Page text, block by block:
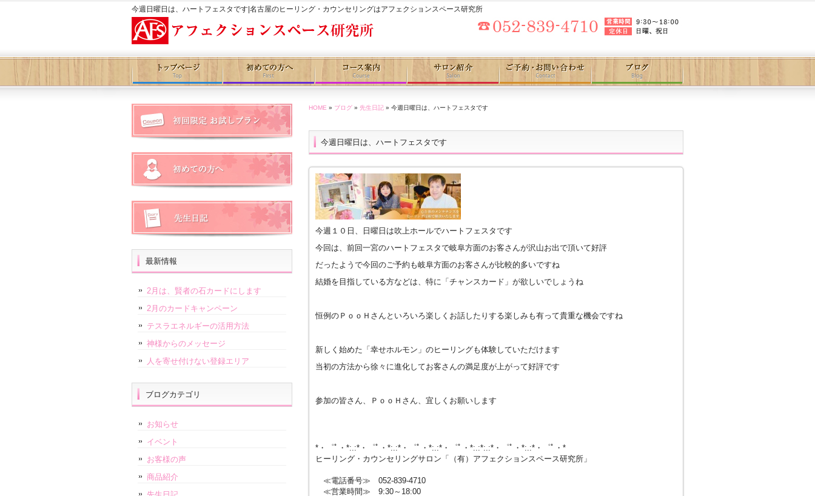
今週日曜日は、ハートフェスタです|名古屋のヒーリング・カウンセリングはアフェクションスペース研究所
HOME » ブログ » 先生日記 » 今週日曜日は、ハートフェスタです
今週日曜日は、ハートフェスタです
今週１０日、日曜日は吹上ホールでハートフェスタです
今回は、前回一宮のハートフェスタで岐阜方面のお客さんが沢山お出で頂いて好評
だったようで今回のご予約も岐阜方面のお客さんが比較的多いですね
結婚を目指している方などは、特に「チャンスカード」が欲しいでしょうね
恒例のＰｏｏＨさんといろいろ楽しくお話したりする楽しみも有って貴重な機会ですね
新しく始めた「幸せホルモン」のヒーリングも体験していただけます
当初の方法から徐々に進化してお客さんの満足度が上がって好評です
参加の皆さん、ＰｏｏＨさん、宜しくお願いします
*・゜ﾟ・*:.:*・゜ﾟ・*:.:*・゜ﾟ・*:.:*・゜ﾟ・*:.:*:.:*・゜ﾟ・*:.:*・゜ﾟ・*
ヒーリング・カウンセリングサロン「（有）アフェクションスペース研究所」
≪電話番号≫ 052-839-4710
≪営業時間≫ 9:30～18:00
最新情報
2月は、賢者の石カードにします
2月のカードキャンペーン
テスラエネルギーの活用方法
神様からのメッセージ
人を寄せ付けない登録エリア
ブログカテゴリ
お知らせ
イベント
お客様の声
商品紹介